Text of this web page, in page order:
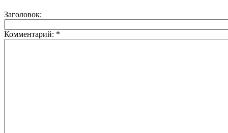
Заголовок:
Комментарий: *